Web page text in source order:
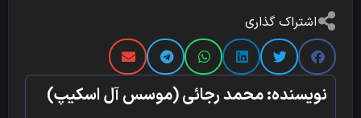
اشتراک گذاری
نویسنده: محمد رجائی (موسس آل اسکیپ)